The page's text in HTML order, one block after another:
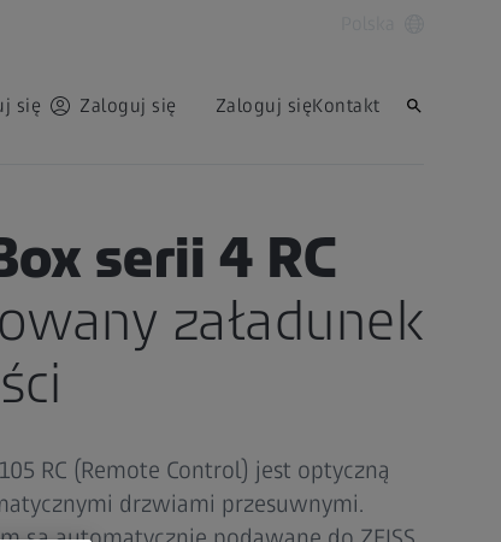
się Zaloguj się Zaloguj sięKontakt
serii 4 RC
załadunek
RC (Remote Control) jest optyczną
drzwiami przesuwnymi.